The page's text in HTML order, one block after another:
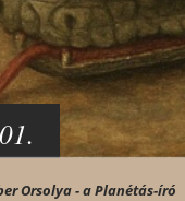
Orsolya - a Planétás-író